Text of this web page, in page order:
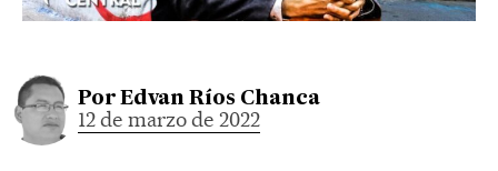
Por Edvan Ríos Chanca
12 de marzo de 2022